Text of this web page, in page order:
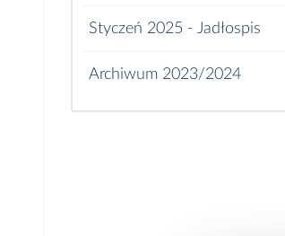
Styczeń 2025 - Jadłospis
Archiwum 2023/2024